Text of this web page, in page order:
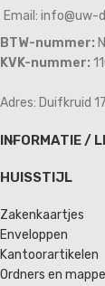
Email: info@uw-
BTW-nummer:
KVK-nummer:
Adres: Duifkruid
INFORMATIE /
HUISSTIJL
Zakenkaartjes
Enveloppen
Kantoorartikelen
Ordners en